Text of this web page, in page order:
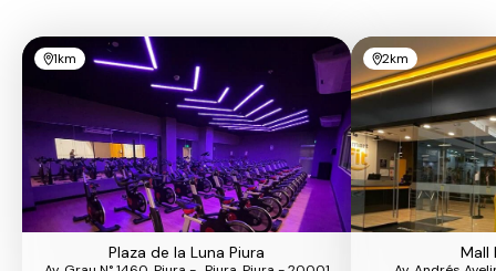
1km
Plaza de la Luna Piura
2km
Mall